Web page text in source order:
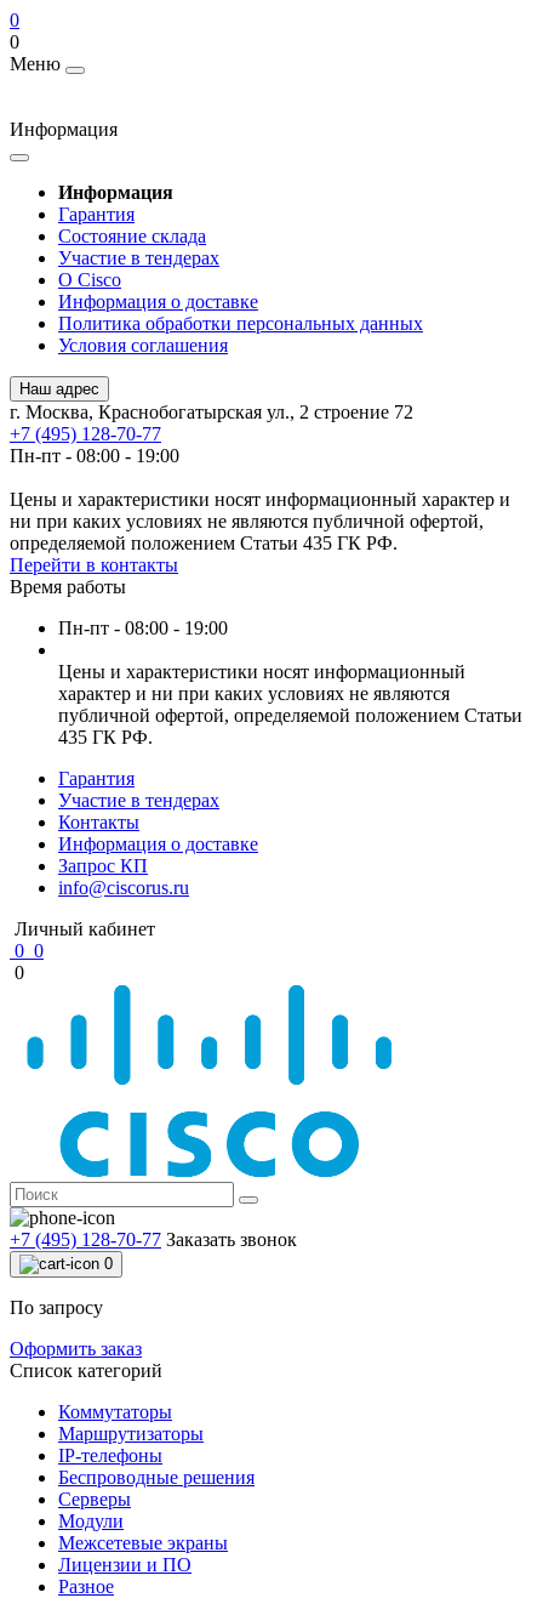
0
0
Меню
Информация
Информация
Гарантия
Состояние склада
Участие в тендерах
О Cisco
Информация о доставке
Политика обработки персональных данных
Условия соглашения
Наш адрес
г. Москва, Краснобогатырская ул., 2 строение 72
+7 (495) 128-70-77
Пн-пт - 08:00 - 19:00
Цены и характеристики носят информационный характер и
ни при каких условиях не являются публичной офертой,
определяемой положением Статьи 435 ГК РФ.
Перейти в контакты
Время работы
Пн-пт - 08:00 - 19:00
Цены и характеристики носят информационный
характер и ни при каких условиях не являются
публичной офертой, определяемой положением Статьи
435 ГК РФ.
Гарантия
Участие в тендерах
Контакты
Информация о доставке
Запрос КП
info@ciscorus.ru
Личный кабинет
0 0
0
+7 (495) 128-70-77 Заказать звонок
0
По запросу
Оформить заказ
Список категорий
Коммутаторы
Маршрутизаторы
IP-телефоны
Беспроводные решения
Серверы
Модули
Межсетевые экраны
Лицензии и ПО
Разное